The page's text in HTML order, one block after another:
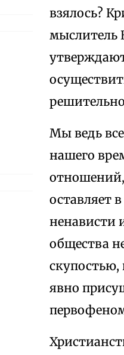
взялось?
мыслитель
Мы ведь
нашего
оставляет
ненависти
общества
явно